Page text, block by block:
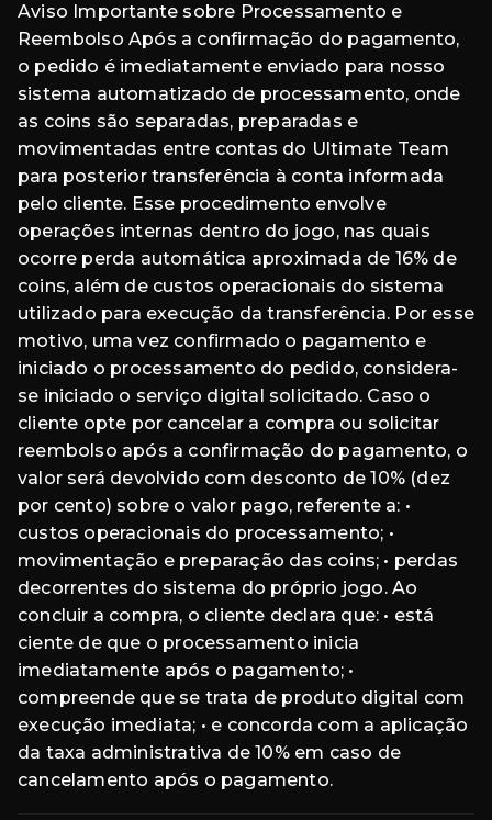
Aviso Importante sobre Processamento e
Reembolso Após a confirmação do pagamento,
o pedido é imediatamente enviado para nosso
sistema automatizado de processamento, onde
as coins são separadas, preparadas e
movimentadas entre contas do Ultimate Team
para posterior transferência à conta informada
pelo cliente. Esse procedimento envolve
operações internas dentro do jogo, nas quais
ocorre perda automática aproximada de 16% de
coins, além de custos operacionais do sistema
utilizado para execução da transferência. Por esse
motivo, uma vez confirmado o pagamento e
iniciado o processamento do pedido, considera-
se iniciado o serviço digital solicitado. Caso o
cliente opte por cancelar a compra ou solicitar
reembolso após a confirmação do pagamento, o
valor será devolvido com desconto de 10% (dez
por cento) sobre o valor pago, referente a: •
custos operacionais do processamento; •
movimentação e preparação das coins; • perdas
decorrentes do sistema do próprio jogo. Ao
concluir a compra, o cliente declara que: • está
ciente de que o processamento inicia
imediatamente após o pagamento; •
compreende que se trata de produto digital com
execução imediata; • e concorda com a aplicação
da taxa administrativa de 10% em caso de
cancelamento após o pagamento.